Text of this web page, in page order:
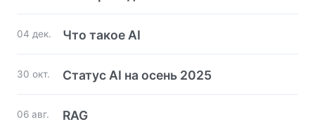
04 дек. Что такое AI
30 окт. Статус AI на осень 2025
06 авг. RAG